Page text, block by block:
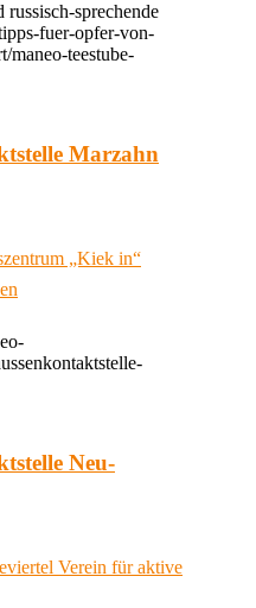
sprechende
fuer-opfer-von-
maneo-teestube-
Marzahn
„Kiek in“
Neu-
Verein für aktive